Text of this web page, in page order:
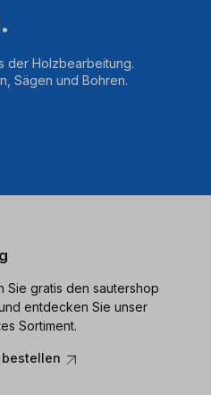
der Holzbearbeitung.
Sägen und Bohren.
Sie gratis den sautershop
entdecken Sie unser
Sortiment.